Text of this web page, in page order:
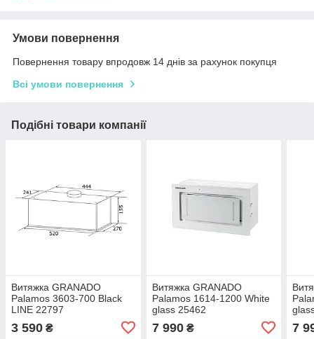
Умови повернення
Повернення товару впродовж 14 днів за рахунок покупця
Всі умови повернення
Подібні товари компанії
Витяжка GRANADO
Palamos 3603-700 Black
LINE 22797
3 590 ₴
Витяжка GRANADO
Palamos 1614-1200 White
glass 25462
7 990₴ 7